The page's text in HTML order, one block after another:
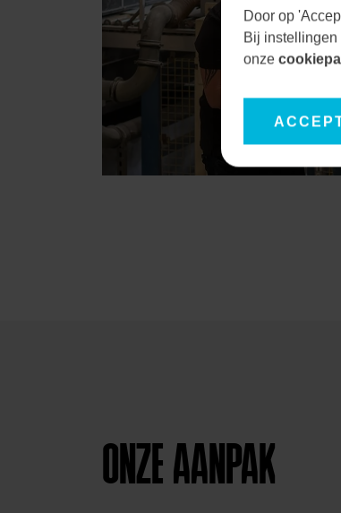
ONZE AANPAK
Door op
Bij
onze